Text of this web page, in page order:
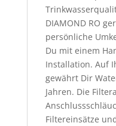
DIAMOND RO
persönliche
Du mit einem
Installation. Auf
gewährt Dir
Jahren. Die
Filtereinsätze